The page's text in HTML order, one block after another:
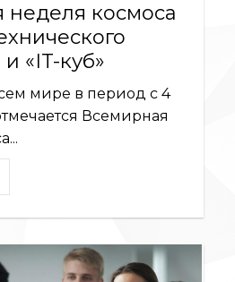
неделя космоса
«IT-куб»
мире в период с 4
Всемирная